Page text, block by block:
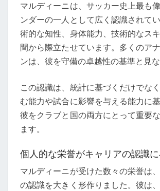
マルディーニは、サッカー史上最も
ンダーの一人として広く認識されて
術的な知性、身体能力、技術的なス
間から際立たせています。多くのア
ンは、彼を守備の卓越性の基準と見な
この認識は、統計に基づくだけでな
む能力や試合に影響を与える能力に基
彼をクラブと国の両方にとって重要
ます。
個人的な栄誉がキャリアの認識
マルディーニが受けた数々の栄誉は
の認識を大きく形作りました。彼は